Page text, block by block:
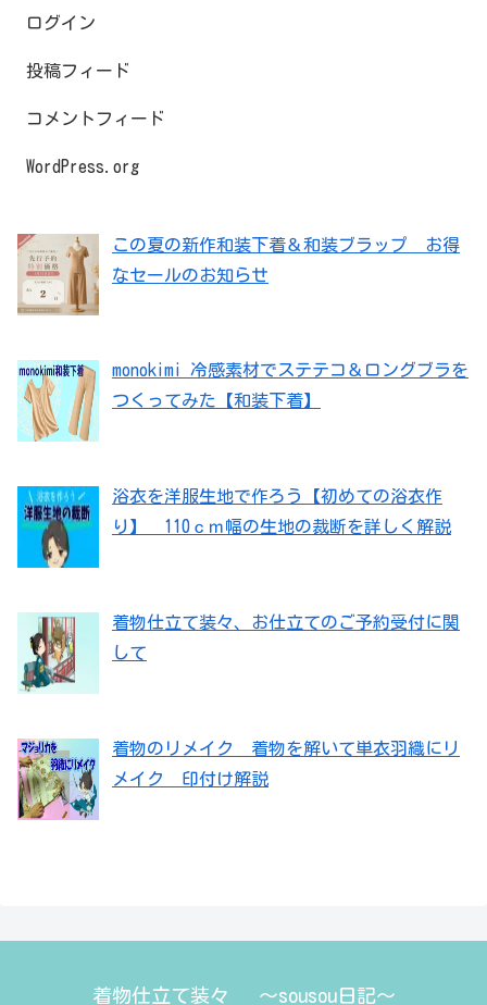
ログイン
投稿フィード
コメントフィード
WordPress.org
この夏の新作和装下着＆和装ブラップ お得
なセールのお知らせ
monokimi 冷感素材でステテコ＆ロングブラを
つくってみた【和装下着】
浴衣を洋服生地で作ろう【初めての浴衣作
り】 110ｃｍ幅の生地の裁断を詳しく解説
着物仕立て装々、お仕立てのご予約受付に関
して
着物のリメイク 着物を解いて単衣羽織にリ
メイク 印付け解説
着物仕立て装々 ～sousou日記～